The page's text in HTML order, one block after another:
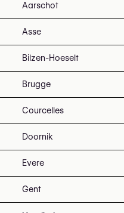
Aarschot
Asse
Bilzen-Hoeselt
Brugge
Courcelles
Doornik
Evere
Gent